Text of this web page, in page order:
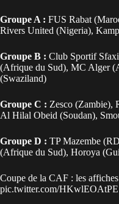
Groupe A : FUS Rabat
Rivers United (Nigeria),
Groupe B : Club Sportif
(Afrique du Sud), MC Alger
(Swaziland)
Groupe C : Zesco (Zambie),
Al Hilal Obeid (Soudan),
Groupe D : TP Mazembe
(Afrique du Sud), Horoya
Coupe de la CAF : les
pic.twitter.com/HKwlEOAtPE